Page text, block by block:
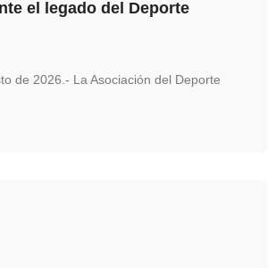
el legado del Deporte
de 2026.- La Asociación del Deporte